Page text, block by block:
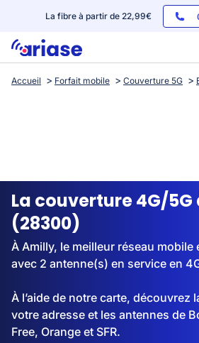
La fibre à partir de 22,99€
Box internet
Streaming
Accueil Forfait mobile Couverture 5G
La couverture 4G/
(28300)
À Amilly, le meilleur réseau mobile
avec 2 antenne(s) en service en
À l’aide de notre carte, découvrez
votre adresse et les antennes de
Free, Orange et SFR.